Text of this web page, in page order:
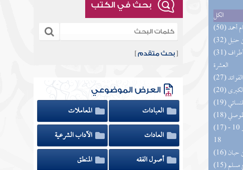
الكل
أحمد
حنبل
(31) إتحاف المهرة بالفوائد المبتكرة من أطراف
العشرة
(17) البحر الزخار المعروف بمسند البزار 10 -
18
حبان
مسلم
بحث في الكتب
[بحث متقدم ]
العرض الموضوعي
العبادات
المعاملات
العادات
الآداب الشرعية
أصول الفقه
المنطق